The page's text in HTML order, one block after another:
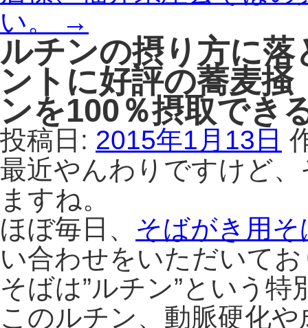
い。
→
ルチンの摂り方に
ントに好評の蕎麦
ンを100％摂取でき
投稿日: 2015年1月13日
最近やんわりですけど
ますね。
ほぼ毎日、 そばがき用
い合わせをいただいて
そばは”ルチン”という
このルチン、動脈硬化